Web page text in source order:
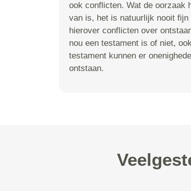
ook conflicten. Wat de oorzaak
van is, het is natuurlijk nooit fijn
hierover conflicten over
nou een testament is of niet,
testament kunnen er
ontstaan.